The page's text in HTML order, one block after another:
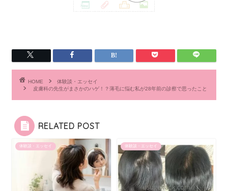
HOME
体験談・エッセイ
皮膚科の先生がまさかのハゲ！？薄毛に悩む私が28年前の診察で思ったこと
RELATED POST
体験談・エッセイ 体験談・エッセイ